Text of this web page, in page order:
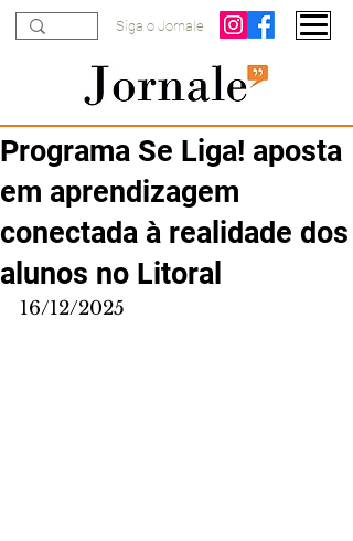
Siga o Jornale
Programa Se Liga! aposta
em aprendizagem
conectada à realidade dos
alunos no Litoral
16/12/2025